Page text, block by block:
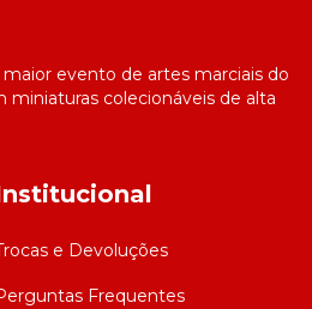
maior evento de artes marciais do
miniaturas colecionáveis de alta
e Devoluções
Frequentes